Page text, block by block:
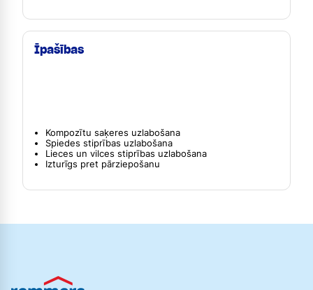
Īpašības
Kompozītu saķeres uzlabošana
Spiedes stiprības uzlabošana
Lieces un vilces stiprības uzlabošana
Izturīgs pret pārziepošanu